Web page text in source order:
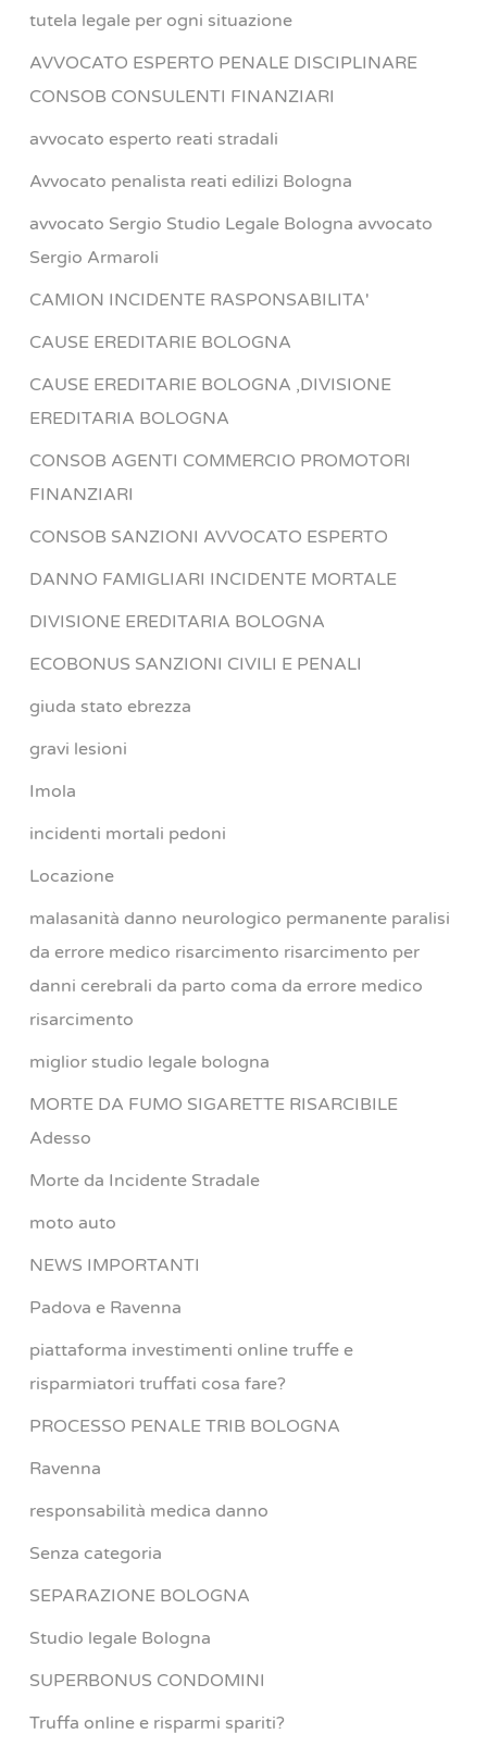
tutela legale per ogni situazione
AVVOCATO ESPERTO PENALE DISCIPLINARE
CONSOB CONSULENTI FINANZIARI
avvocato esperto reati stradali
Avvocato penalista reati edilizi Bologna
avvocato Sergio Studio Legale Bologna avvocato
Sergio Armaroli
CAMION INCIDENTE RASPONSABILITA'
CAUSE EREDITARIE BOLOGNA
CAUSE EREDITARIE BOLOGNA ,DIVISIONE
EREDITARIA BOLOGNA
CONSOB AGENTI COMMERCIO PROMOTORI
FINANZIARI
CONSOB SANZIONI AVVOCATO ESPERTO
DANNO FAMIGLIARI INCIDENTE MORTALE
DIVISIONE EREDITARIA BOLOGNA
ECOBONUS SANZIONI CIVILI E PENALI
giuda stato ebrezza
gravi lesioni
Imola
incidenti mortali pedoni
Locazione
malasanità danno neurologico permanente paralisi
da errore medico risarcimento risarcimento per
danni cerebrali da parto coma da errore medico
risarcimento
miglior studio legale bologna
MORTE DA FUMO SIGARETTE RISARCIBILE
Adesso
Morte da Incidente Stradale
moto auto
NEWS IMPORTANTI
Padova e Ravenna
piattaforma investimenti online truffe e
risparmiatori truffati cosa fare?
PROCESSO PENALE TRIB BOLOGNA
Ravenna
responsabilità medica danno
Senza categoria
SEPARAZIONE BOLOGNA
Studio legale Bologna
SUPERBONUS CONDOMINI
Truffa online e risparmi spariti?